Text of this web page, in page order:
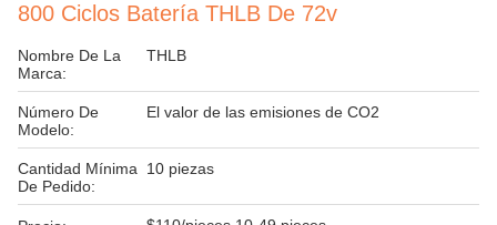
800 Ciclos Batería THLB De 72v
Nombre De La
Marca:
THLB
Número De
Modelo:
El valor de las emisiones de CO2
Cantidad Mínima
De Pedido:
10 piezas